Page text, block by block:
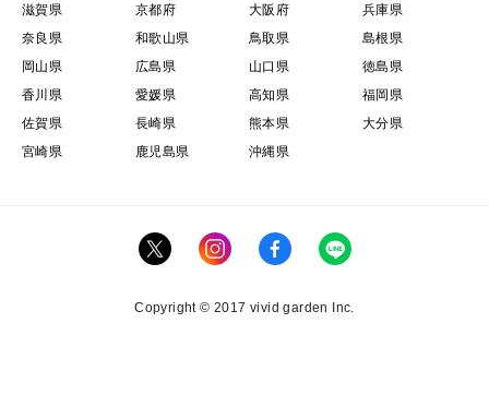
滋賀県
京都府 大阪府
兵庫県
奈良県
和歌山県 鳥取県
島根県
岡山県
広島県 山口県
徳島県
香川県
愛媛県 高知県
福岡県
佐賀県
長崎県 熊本県
大分県
宮崎県
鹿児島県 沖縄県
Copyright © 2017 vivid garden Inc.